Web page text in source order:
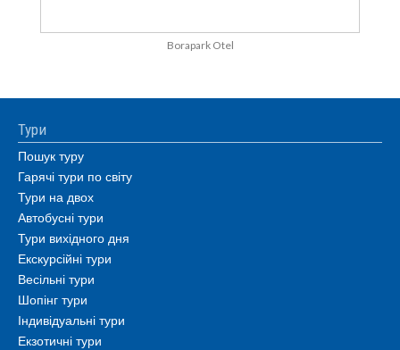
Borapark Otel
Тури
Пошук туру
Гарячі тури по світу
Тури на двох
Автобусні тури
Тури вихідного дня
Екскурсійні тури
Весільні тури
Шопінг тури
Індивідуальні тури
Екзотичні тури